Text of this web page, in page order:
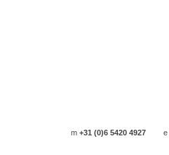
m+31 (0)6 5420 4927 e